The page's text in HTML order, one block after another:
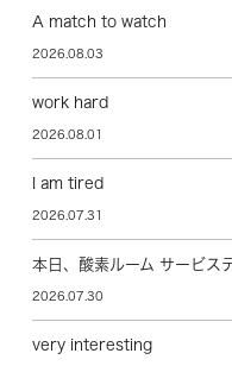
A match to watch
2026.08.03
work hard
2026.08.01
I am tired
2026.07.31
本日、酸素ルーム サービス
2026.07.30
very interesting